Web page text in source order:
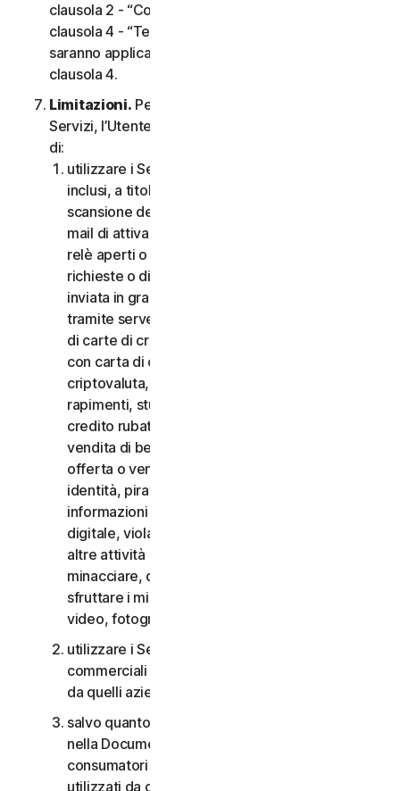
clausola 2 - “Condizioni Generali del Servizio” e la
clausola 4 - “Termini Specifici di alcuni Servizi”,
saranno applicabili le condizioni contenute nella
clausola 4.
Limitazioni. Per quanto riguarda l’utilizzo dei
Servizi, l’Utente non può, né può consentire ad altri
di:
utilizzare i Servizi per scopi illegali o fraudolenti,
inclusi, a titolo esemplificativo ma non esaustivo,
scansione delle porte, invio di spam, invio di e-
mail di attivazione o disattivazione, scansione di
relè aperti o proxy aperti, invio di e-mail non
richieste o di qualsiasi versione o tipo di e-mail
inviata in grandi quantità anche se indirizzata
tramite server di terzi, lancio di pop-up, utilizzo
di carte di credito rubate, messa in atto di frodi
con carta di credito, frodi finanziarie, frodi in
criptovaluta, occultamenti, estorsioni, ricatti,
rapimenti, stupri, omicidi, vendita di carte di
credito rubate, vendita di beni rubati, offerta o
vendita di beni proibiti, militari e a duplice uso,
offerta o vendita di sostanze controllate, furti di
identità, pirateria informatica, pharming, furto di
informazioni in qualsiasi forma o scala, pirateria
digitale, violazioni della proprietà intellettuale e
altre attività simili; molestare, perseguitare,
minacciare, danneggiare o controllare altri o
sfruttare i minori in qualsiasi modo, inclusi audio,
video, fotografie, contenuti digitali, ecc.;
utilizzare i Servizi per i consumatori per scopi
commerciali o i Servizi aziendali per scopi diversi
da quelli aziendali interni;
salvo quanto diversamente previsto nel CLS o
nella Documentazione, i Servizi per i
consumatori non possono essere accessibili a,
utilizzati da o condivisi con familiari, non familiari